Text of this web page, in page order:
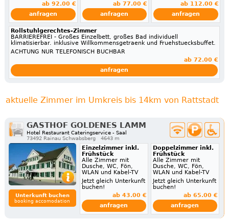
ab 92.00 €
anfragen
ab 77.00 €
anfragen
ab 112.00 €
anfragen
Rollstuhlgerechtes-Zimmer
BARRIEREFREI - Großes Einzelbett, großes Bad individuell
klimatisierbar. inklusive Willkommensgetraenk und Fruehstuecksbuffet.
ACHTUNG NUR TELEFONISCH BUCHBAR
ab 72.00 €
anfragen
aktuelle Zimmer im Umkreis bis 14km von Rattstadt
GASTHOF GOLDENES LAMM
Hotel Restaurant Cateringservice - Saal
73492 Rainau Schwabsberg
4643 m
Unterkunft buchen
booking accomodation
Einzelzimmer inkl.
Frühstück
Alle Zimmer mit
Dusche, WC, Fön,
WLAN und Kabel-TV
Jetzt gleich Unterkunft
buchen!
ab 43.00 €
anfragen
Doppelzimmer inkl.
Frühstück
Alle Zimmer mit
Dusche, WC, Fön,
WLAN und Kabel-TV
Jetzt gleich Unterkunft
buchen!
ab 65.00 €
anfragen